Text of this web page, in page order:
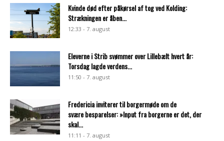
Kvinde død efter påkørsel af tog ved Kolding:
Strækningen er åben...
12:33 - 7. august
Eleverne i Strib svømmer over Lillebælt hvert år:
Torsdag lagde verdens...
11:50 - 7. august
Fredericia inviterer til borgermøde om de
svære besparelser: »Input fra borgerne er det, der
skal...
11:11 - 7. august